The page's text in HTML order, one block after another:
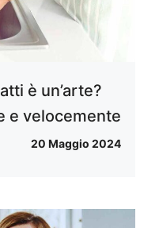
è un’arte?
e velocemente
20 Maggio 2024